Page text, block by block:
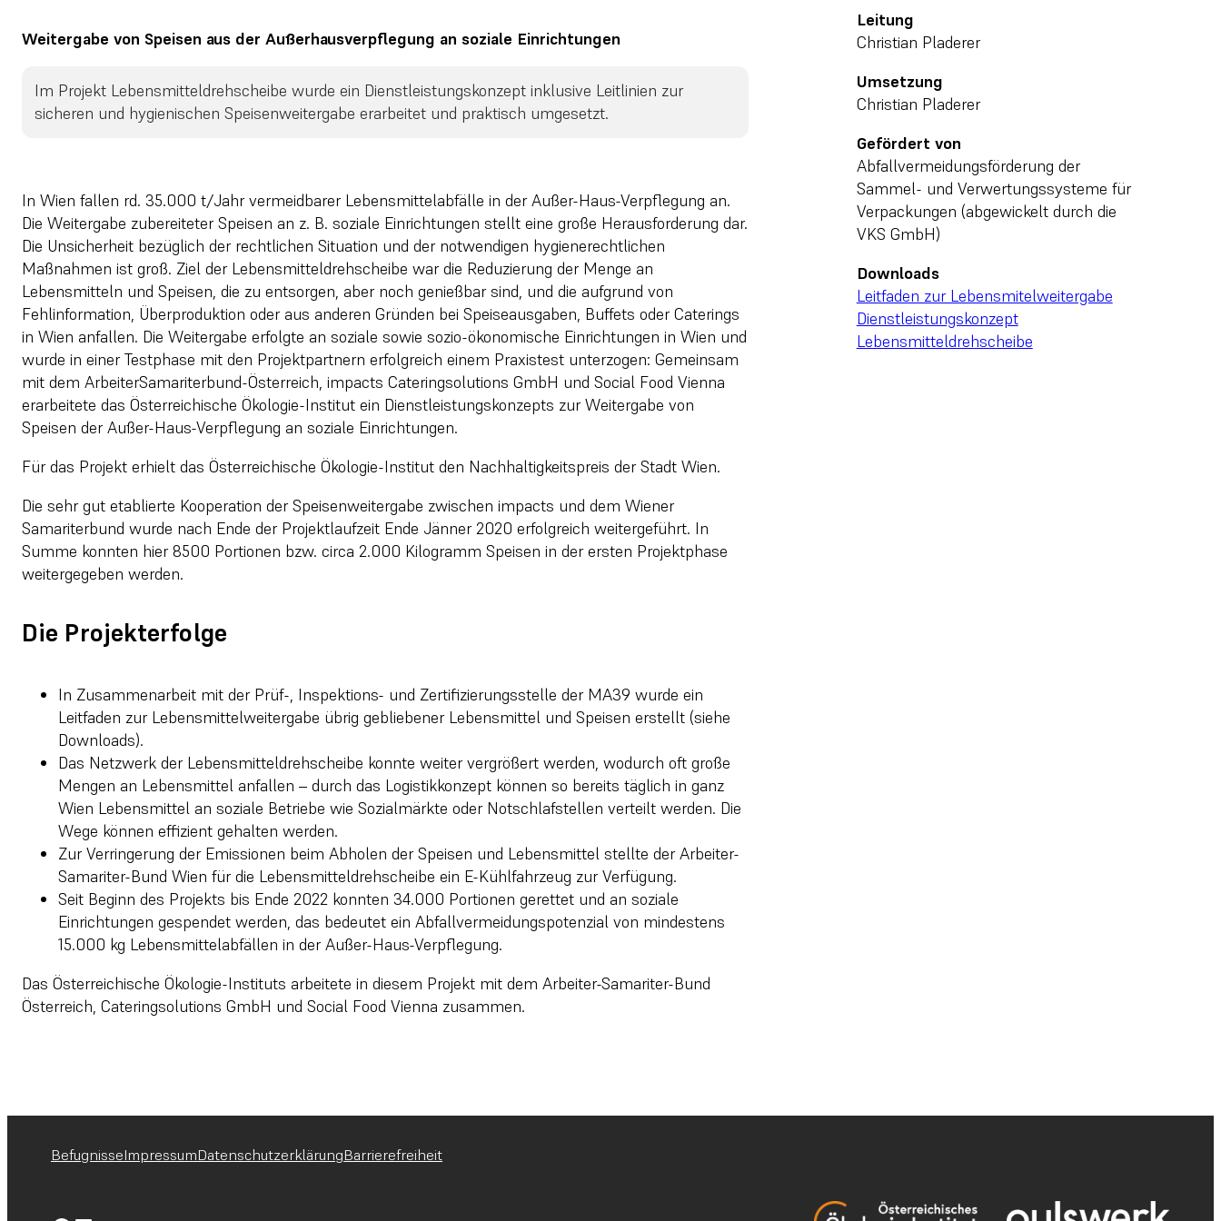
Weitergabe von Speisen aus der Außerhausverpflegung an soziale Einrichtungen
Im Projekt Lebensmitteldrehscheibe wurde ein Dienstleistungskonzept inklusive Leitlinien zur
sicheren und hygienischen Speisenweitergabe erarbeitet und praktisch umgesetzt.
In Wien fallen rd. 35.000 t/Jahr vermeidbarer Lebensmittelabfälle in der Außer-Haus-Verpflegung an.
Die Weitergabe zubereiteter Speisen an z. B. soziale Einrichtungen stellt eine große Herausforderung dar.
Die Unsicherheit bezüglich der rechtlichen Situation und der notwendigen hygienerechtlichen
Maßnahmen ist groß. Ziel der Lebensmitteldrehscheibe war die Reduzierung der Menge an
Lebensmitteln und Speisen, die zu entsorgen, aber noch genießbar sind, und die aufgrund von
Fehlinformation, Überproduktion oder aus anderen Gründen bei Speiseausgaben, Buffets oder Caterings
in Wien anfallen. Die Weitergabe erfolgte an soziale sowie sozio-ökonomische Einrichtungen in Wien und
wurde in einer Testphase mit den Projektpartnern erfolgreich einem Praxistest unterzogen: Gemeinsam
mit dem ArbeiterSamariterbund-Österreich, impacts Cateringsolutions GmbH und Social Food Vienna
erarbeitete das Österreichische Ökologie-Institut ein Dienstleistungskonzepts zur Weitergabe von
Speisen der Außer-Haus-Verpflegung an soziale Einrichtungen.
Für das Projekt erhielt das Österreichische Ökologie-Institut den Nachhaltigkeitspreis der Stadt Wien.
Die sehr gut etablierte Kooperation der Speisenweitergabe zwischen impacts und dem Wiener
Samariterbund wurde nach Ende der Projektlaufzeit Ende Jänner 2020 erfolgreich weitergeführt. In
Summe konnten hier 8500 Portionen bzw. circa 2.000 Kilogramm Speisen in der ersten Projektphase
weitergegeben werden.
Die Projekterfolge
In Zusammenarbeit mit der Prüf-, Inspektions- und Zertifizierungsstelle der MA39 wurde ein
Leitfaden zur Lebensmittelweitergabe übrig gebliebener Lebensmittel und Speisen erstellt (siehe
Downloads).
Das Netzwerk der Lebensmitteldrehscheibe konnte weiter vergrößert werden, wodurch oft große
Mengen an Lebensmittel anfallen – durch das Logistikkonzept können so bereits täglich in ganz
Wien Lebensmittel an soziale Betriebe wie Sozialmärkte oder Notschlafstellen verteilt werden. Die
Wege können effizient gehalten werden.
Zur Verringerung der Emissionen beim Abholen der Speisen und Lebensmittel stellte der Arbeiter-
Samariter-Bund Wien für die Lebensmitteldrehscheibe ein E-Kühlfahrzeug zur Verfügung.
Seit Beginn des Projekts bis Ende 2022 konnten 34.000 Portionen gerettet und an soziale
Einrichtungen gespendet werden, das bedeutet ein Abfallvermeidungspotenzial von mindestens
15.000 kg Lebensmittelabfällen in der Außer-Haus-Verpflegung.
Das Österreichische Ökologie-Instituts arbeitete in diesem Projekt mit dem Arbeiter-Samariter-Bund
Österreich, Cateringsolutions GmbH und Social Food Vienna zusammen.
Leitung
Christian Pladerer
Umsetzung
Christian Pladerer
Gefördert von
Abfallvermeidungsförderung der
Sammel- und Verwertungssysteme für
Verpackungen (abgewickelt durch die
VKS GmbH)
Downloads
Leitfaden zur Lebensmitelweitergabe
Dienstleistungskonzept
Lebensmitteldrehscheibe
BefugnisseImpressumDatenschutzerklärungBarrierefreiheit